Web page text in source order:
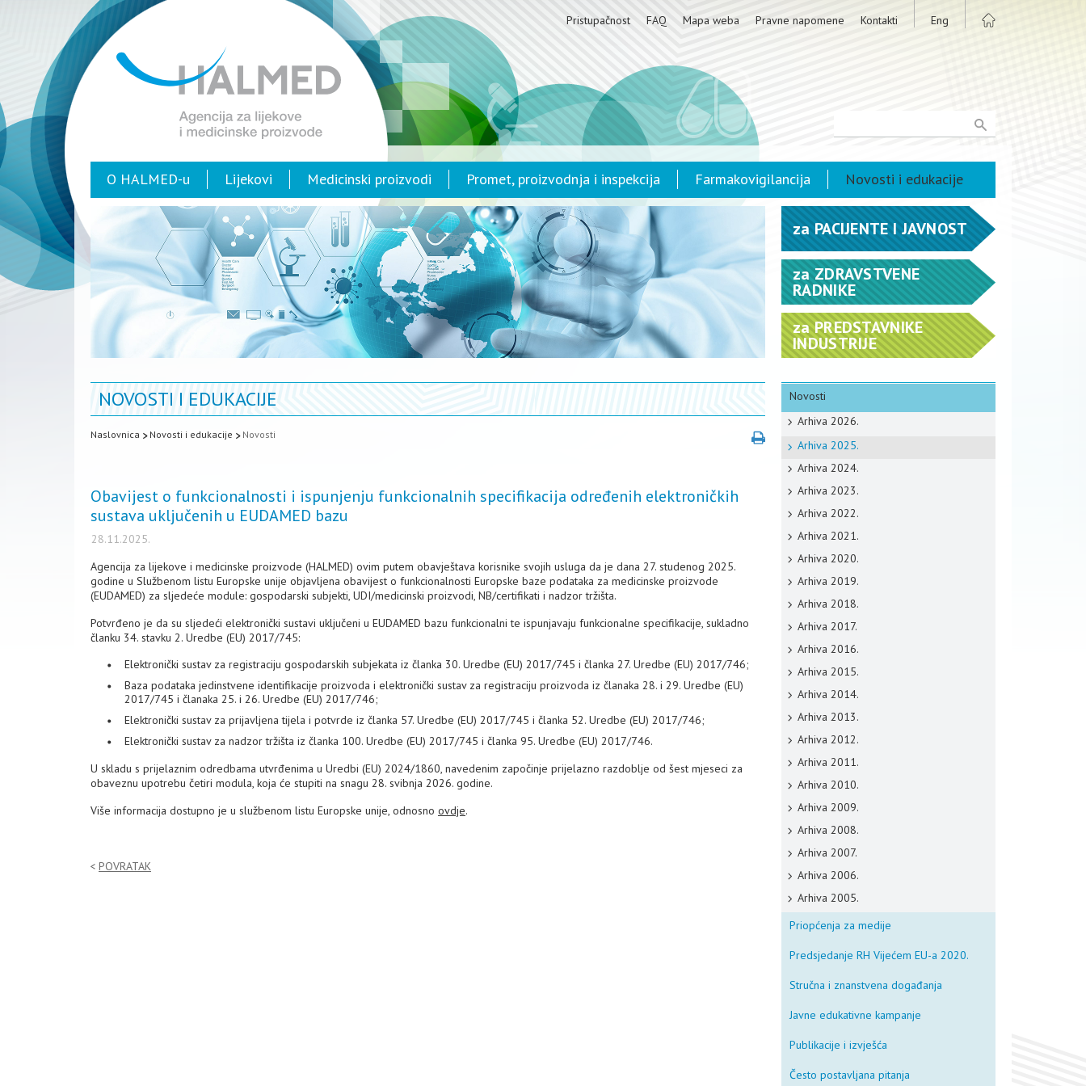
Pristupačnost FAQ Mapa weba Pravne napomene Kontakti Eng
O HALMED-u Lijekovi Medicinski proizvodi Promet, proizvodnja i inspekcija Farmakovigilancija Novosti i edukacije
NOVOSTI I EDUKACIJE
Naslovnica Novosti i edukacije Novosti
Obavijest o funkcionalnosti i ispunjenju funkcionalnih specifikacija određenih elektroničkih
sustava uključenih u EUDAMED bazu
28.11.2025.
Agencija za lijekove i medicinske proizvode (HALMED) ovim putem obavještava korisnike svojih usluga da je dana 27. studenog 2025.
godine u Službenom listu Europske unije objavljena obavijest o funkcionalnosti Europske baze podataka za medicinske proizvode
(EUDAMED) za sljedeće module: gospodarski subjekti, UDI/medicinski proizvodi, NB/certifikati i nadzor tržišta.
Potvrđeno je da su sljedeći elektronički sustavi uključeni u EUDAMED bazu funkcionalni te ispunjavaju funkcionalne specifikacije, sukladno
članku 34. stavku 2. Uredbe (EU) 2017/745:
Elektronički sustav za registraciju gospodarskih subjekata iz članka 30. Uredbe (EU) 2017/745 i članka 27. Uredbe (EU) 2017/746;
Baza podataka jedinstvene identifikacije proizvoda i elektronički sustav za registraciju proizvoda iz članaka 28. i 29. Uredbe (EU)
2017/745 i članaka 25. i 26. Uredbe (EU) 2017/746;
Elektronički sustav za prijavljena tijela i potvrde iz članka 57. Uredbe (EU) 2017/745 i članka 52. Uredbe (EU) 2017/746;
Elektronički sustav za nadzor tržišta iz članka 100. Uredbe (EU) 2017/745 i članka 95. Uredbe (EU) 2017/746.
U skladu s prijelaznim odredbama utvrđenima u Uredbi (EU) 2024/1860, navedenim započinje prijelazno razdoblje od šest mjeseci za
obaveznu upotrebu četiri modula, koja će stupiti na snagu 28. svibnja 2026. godine.
Više informacija dostupno je u službenom listu Europske unije, odnosno ovdje.
POVRATAK
za PACIJENTE I JAVNOST
za ZDRAVSTVENE
RADNIKE
zaPREDSTAVNIKE
INDUSTRIJE
Novosti
Arhiva 2026.
Arhiva 2025.
Arhiva 2024.
Arhiva 2023.
Arhiva 2022.
Arhiva 2021.
Arhiva 2020.
Arhiva 2019.
Arhiva 2018.
Arhiva 2017.
Arhiva 2016.
Arhiva 2015.
Arhiva 2014.
Arhiva 2013.
Arhiva 2012.
Arhiva 2011.
Arhiva 2010.
Arhiva 2009.
Arhiva 2008.
Arhiva 2007.
Arhiva 2006.
Arhiva 2005.
Priopćenja za medije
Predsjedanje RH Vijećem EU-a 2020.
Stručna i znanstvena događanja
Javne edukativne kampanje
Publikacije i izvješća
Često postavljana pitanja